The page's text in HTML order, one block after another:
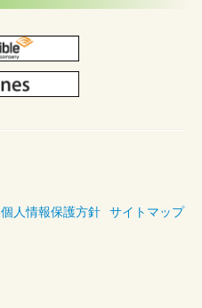
個人情報保護方針 サイトマップ